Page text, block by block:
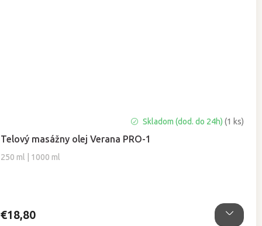
Telový masážny olej Verana PRO-1
250 ml | 1000 ml
Skladom (dod. do 24h) (1 ks)
€18,80